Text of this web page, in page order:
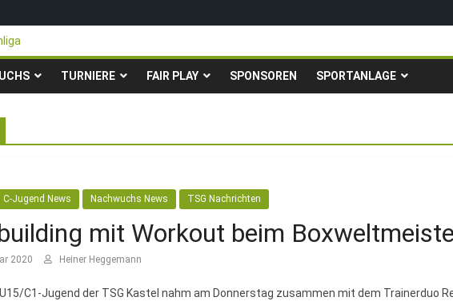
steigen in die Gruppenliga auf*
Pfingstturnier der TSG Kastel
Fußballturnier für Hobbymannschaften
TURNIERE FAIR PLAY SPONSOREN SPORTANLAGE
C-Jugend News Nachwuchs News TSG Nachrichten
mit Workout beim
2020 Heiner Heggemann
C1-Jugend der TSG Kastel nahm am Donnerstag zusammen mit dem Trainerduo